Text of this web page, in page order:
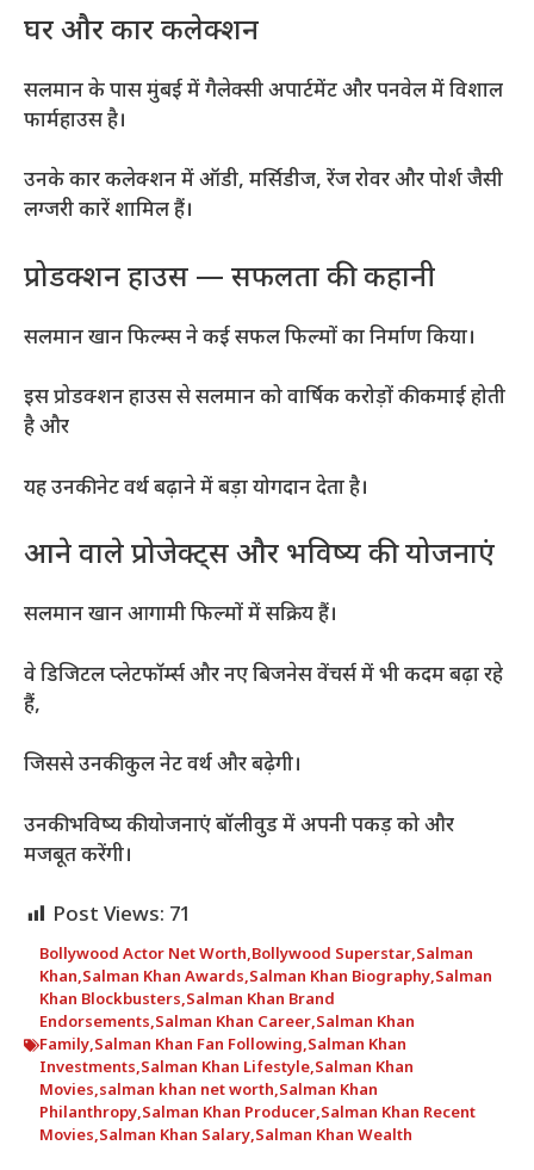
घर और कार कलेक्शन
सलमान के पास मुंबई में गैलेक्सी अपार्टमेंट और पनवेल में विशाल
फार्महाउस है।
उनके कार कलेक्शन में ऑडी, मर्सिडीज, रेंज रोवर और पोर्श जैसी
लग्जरी कारें शामिल हैं।
प्रोडक्शन हाउस — सफलता की कहानी
सलमान खान फिल्म्स ने कई सफल फिल्मों का निर्माण किया।
इस प्रोडक्शन हाउस से सलमान को वार्षिक करोड़ों की कमाई होती
है और
यह उनकी नेट वर्थ बढ़ाने में बड़ा योगदान देता है।
आने वाले प्रोजेक्ट्स और भविष्य की योजनाएं
सलमान खान आगामी फिल्मों में सक्रिय हैं।
वे डिजिटल प्लेटफॉर्म्स और नए बिजनेस वेंचर्स में भी कदम बढ़ा रहे
हैं,
जिससे उनकी कुल नेट वर्थ और बढ़ेगी।
उनकी भविष्य की योजनाएं बॉलीवुड में अपनी पकड़ को और
मजबूत करेंगी।
Post Views: 71
Bollywood Actor Net Worth,Bollywood Superstar,Salman
Khan,Salman Khan Awards,Salman Khan Biography,Salman
Khan Blockbusters,Salman Khan Brand
Endorsements,Salman Khan Career,Salman Khan
Family,Salman Khan Fan Following,Salman Khan
Investments,Salman Khan Lifestyle,Salman Khan
Movies,salman khan net worth,Salman Khan
Philanthropy,Salman Khan Producer,Salman Khan Recent
Movies,Salman Khan Salary,Salman Khan Wealth